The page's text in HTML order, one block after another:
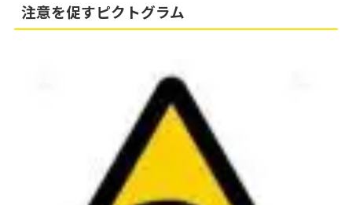
注意を促すピクトグラム